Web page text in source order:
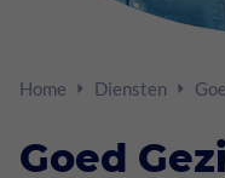
Preventie
Trainingen
Home Diensten
Goed